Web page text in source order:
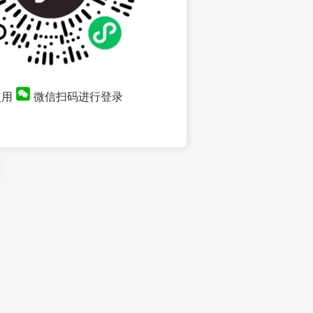
微信扫码进行登录